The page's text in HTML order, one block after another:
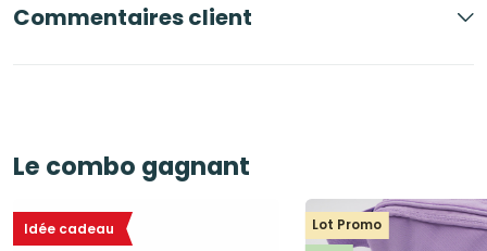
Commentaires client
Le combo gagnant
Idée cadeau
Lot Promo